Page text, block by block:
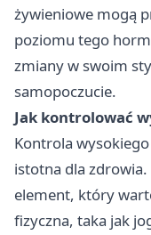
żywieniowe mogą
poziomu tego
zmiany w swoim
samopoczucie.
Jak kontrolować
Kontrola
istotna dla
element, który
fizyczna, taka jak